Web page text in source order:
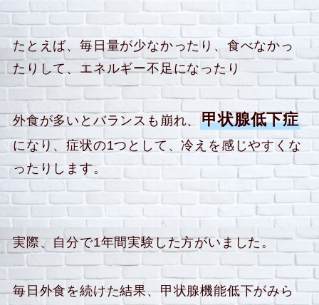
たとえば、毎日量が少なかったり、食べなかっ
たりして、エネルギー不足になったり
外食が多いとバランスも崩れ、甲状腺低下症
になり、症状の1つとして、冷えを感じやすくな
ったりします。
実際、自分で1年間実験した方がいました。
毎日外食を続けた結果、甲状腺機能低下がみら